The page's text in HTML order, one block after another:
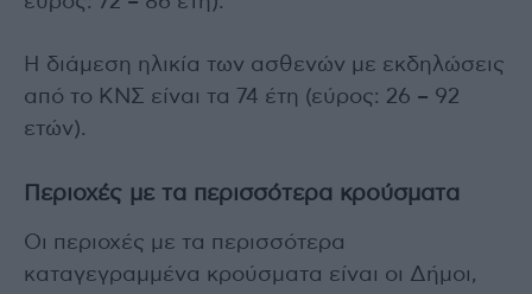
Η διάμεση ηλικία των ασθενών με εκδηλώσεις
από το ΚΝΣ είναι τα 74 έτη (εύρος: 26 – 92
ετών).
Περιοχές με τα περισσότερα κρούσματα
Οι περιοχές με τα περισσότερα
καταγεγραμμένα κρούσματα είναι οι Δήμοι,